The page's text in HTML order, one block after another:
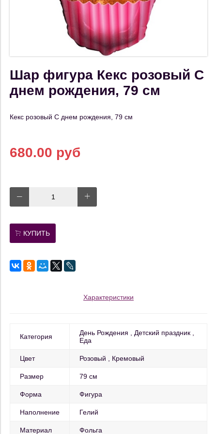
Шар фигура Кекс розовый С
днем рождения, 79 см
Кекс розовый С днем рождения, 79 см
680.00 руб
КУПИТЬ
Характеристики
Категория День Рождения
Детский праздник
Еда
Цвет Розовый Кремовый
Размер 79 см
Форма Фигура
Наполнение Гелий
Материал Фольга